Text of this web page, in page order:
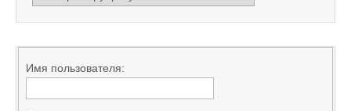
Имя пользователя: